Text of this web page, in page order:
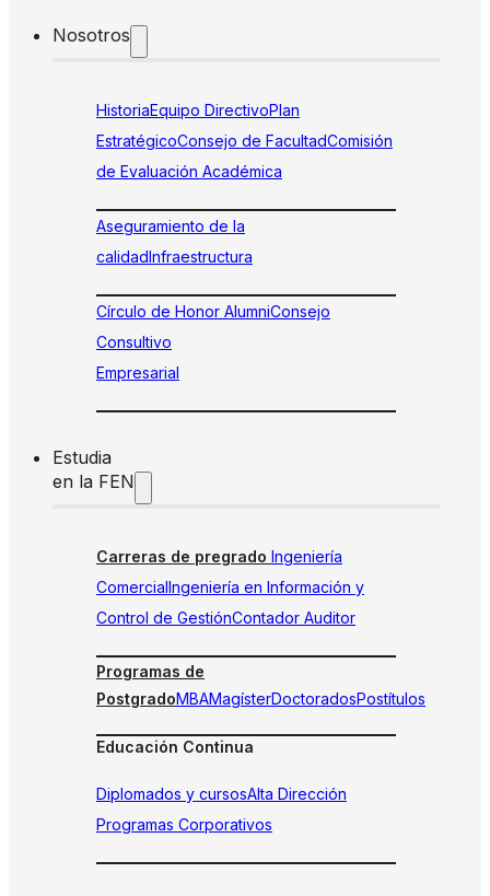
Nosotros
HistoriaEquipo DirectivoPlan
EstratégicoConsejo de FacultadComisión
de Evaluación Académica
Aseguramiento de la
calidadInfraestructura
Círculo de Honor AlumniConsejo
Consultivo
Empresarial
Estudia
en la FEN
Carreras de pregrado Ingeniería
ComercialIngeniería en Información y
Control de GestiónContador Auditor
Programas de
PostgradoMBAMagísterDoctoradosPostítulos
Educación Continua
Diplomados y cursosAlta Dirección
Programas Corporativos